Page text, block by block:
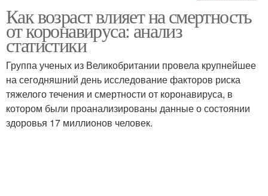
Разный возраст
Как возраст влияет на смертность
от коронавируса: анализ
статистики
Группа ученых из Великобритании провела крупнейшее
на сегодняшний день исследование факторов риска
тяжелого течения и смертности от коронавируса, в
котором были проанализированы данные о состоянии
здоровья 17 миллионов человек.